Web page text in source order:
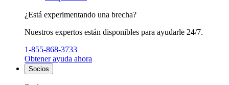
¿Está experimentando una brecha?
Nuestros expertos están disponibles para ayudarle 24/7.
1-855-868-3733
Obtener ayuda ahora
Socios